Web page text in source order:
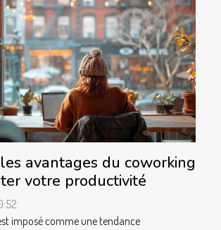
avantages du coworking
votre productivité
imposé comme une tendance